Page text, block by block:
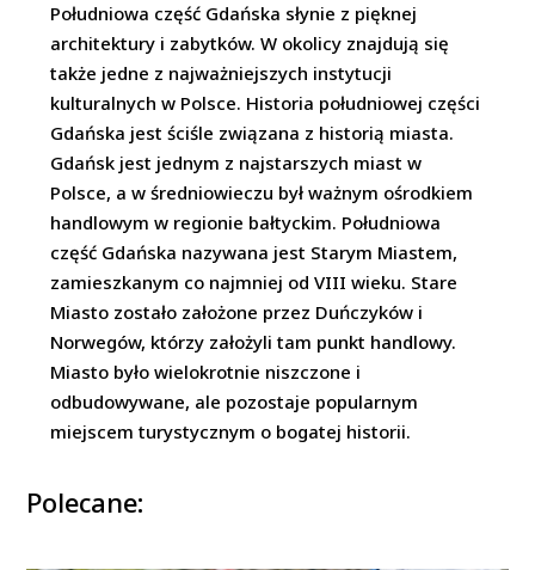
Południowa część Gdańska słynie z pięknej
architektury i zabytków. W okolicy znajdują się
także jedne z najważniejszych instytucji
kulturalnych w Polsce. Historia południowej części
Gdańska jest ściśle związana z historią miasta.
Gdańsk jest jednym z najstarszych miast w
Polsce, a w średniowieczu był ważnym ośrodkiem
handlowym w regionie bałtyckim. Południowa
część Gdańska nazywana jest Starym Miastem,
zamieszkanym co najmniej od VIII wieku. Stare
Miasto zostało założone przez Duńczyków i
Norwegów, którzy założyli tam punkt handlowy.
Miasto było wielokrotnie niszczone i
odbudowywane, ale pozostaje popularnym
miejscem turystycznym o bogatej historii.
Polecane: